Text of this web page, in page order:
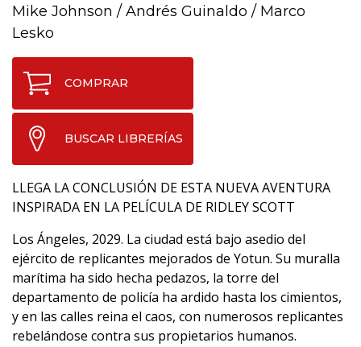
Mike Johnson / Andrés Guinaldo / Marco
Lesko
COMPRAR
BUSCAR LIBRERÍAS
LLEGA LA CONCLUSIÓN DE ESTA NUEVA AVENTURA
INSPIRADA EN LA PELÍCULA DE RIDLEY SCOTT
Los Ángeles, 2029. La ciudad está bajo asedio del
ejército de replicantes mejorados de Yotun. Su muralla
marítima ha sido hecha pedazos, la torre del
departamento de policía ha ardido hasta los cimientos,
y en las calles reina el caos, con numerosos replicantes
rebelándose contra sus propietarios humanos.